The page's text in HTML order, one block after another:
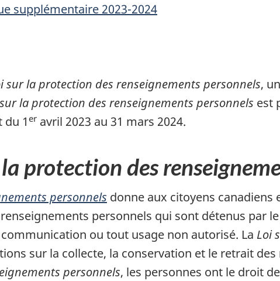
supplémentaire 2023-2024
sur la protection des renseignements personnels,
la protection des renseignements personnels est
du 1 er avril 2023 au 31 mars 2024.
protection des
personnels donne aux citoyens
personnels qui sont détenus par
ou tout usage non autorisé. La Loi
sur la collecte, la conservation et le retrait
personnels, les personnes ont le droit